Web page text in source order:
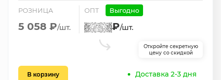
РОЗНИЦА
5 058 ₽/шт.
ОПТ Выгодно
₽/шт.
Откройте секретную
цену со скидкой
В корзину Доставка 2-3 дня